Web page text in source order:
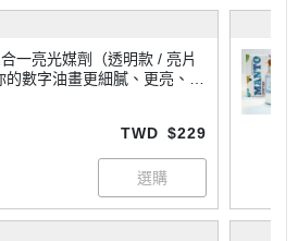
一亮光媒劑（透明款 / 亮片
數字油畫更細膩、更亮、更
TWD $229